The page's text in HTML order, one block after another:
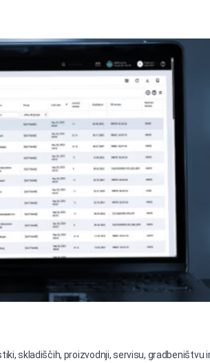
skladiščih, proizvodnji, servisu, gradbeništvu